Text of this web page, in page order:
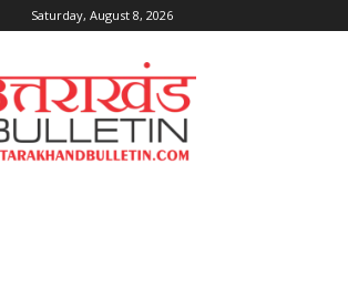
Saturday, August 8, 2026
Uttarakahnd
Bulletin